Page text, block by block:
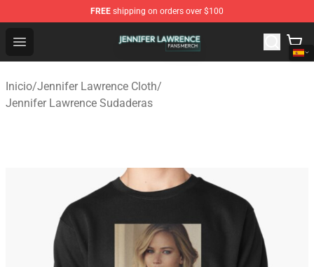
FREE shipping on orders over $100
Open menu
Jennifer Lawrence Shop - Official Jennifer Lawrence
Inicio/Jennifer Lawrence Cloth/
Jennifer Lawrence Sudaderas